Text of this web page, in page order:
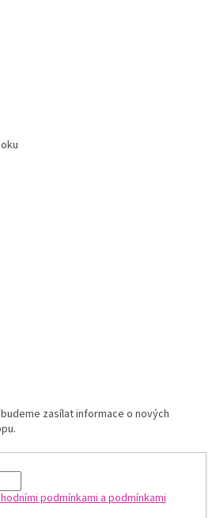
zasílat informace o nových
podmínkami a podmínkami